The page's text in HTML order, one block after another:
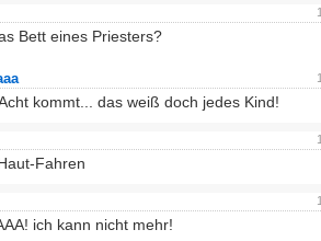
Bett eines Priesters?
kommt... das weiß doch jedes Kind!
Fahren
ich kann nicht mehr!